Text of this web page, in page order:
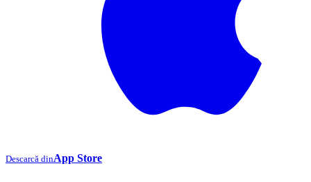
Descarcă dinApp Store